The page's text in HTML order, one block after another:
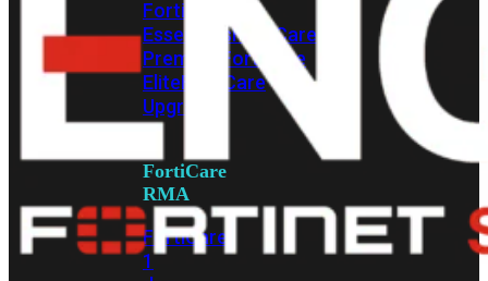
FortiCare
EssentialsFortiCare
Premium
FortiCare
EliteFortiCare
Upgrades
FortiCare
RMA
FortiCare
1